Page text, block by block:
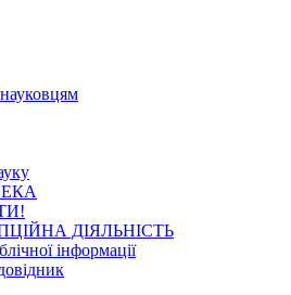
ДІЯЛЬНІСТЬ
інформації